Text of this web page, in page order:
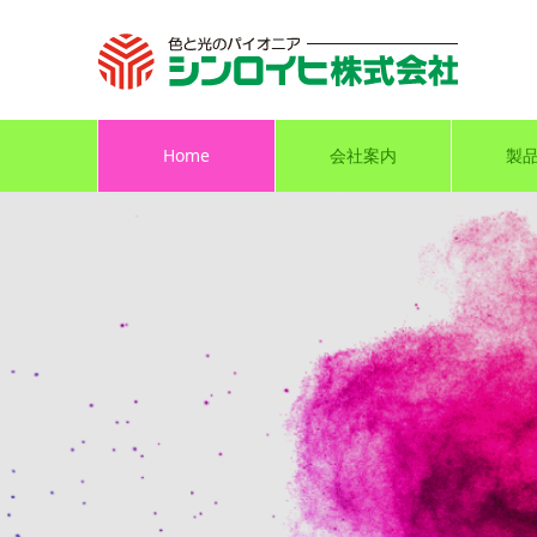
Home 会社案内 製